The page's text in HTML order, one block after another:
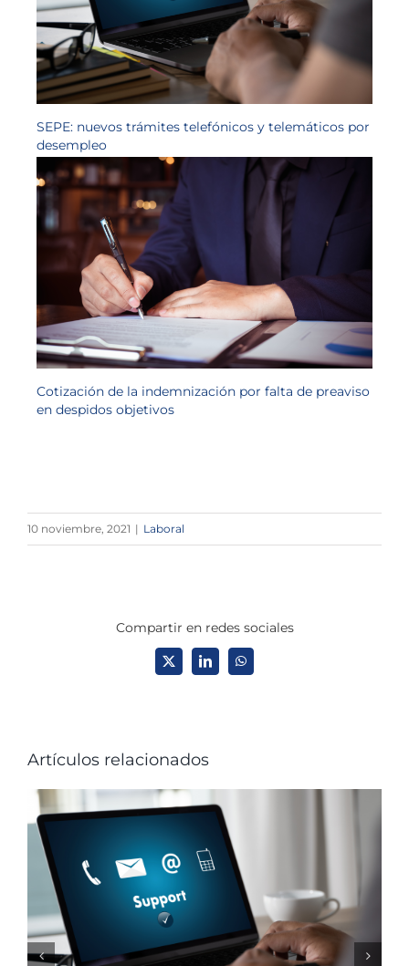
SEPE: nuevos trámites telefónicos y telemáticos por
desempleo
Cotización de la indemnización por falta de preaviso
en despidos objetivos
10 noviembre, 2021 | Laboral
Compartir en redes sociales
X LinkedInWhatsApp
Artículos relacionados